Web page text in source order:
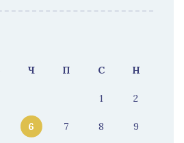
Ч П С Н
1 2
6 7 8 9